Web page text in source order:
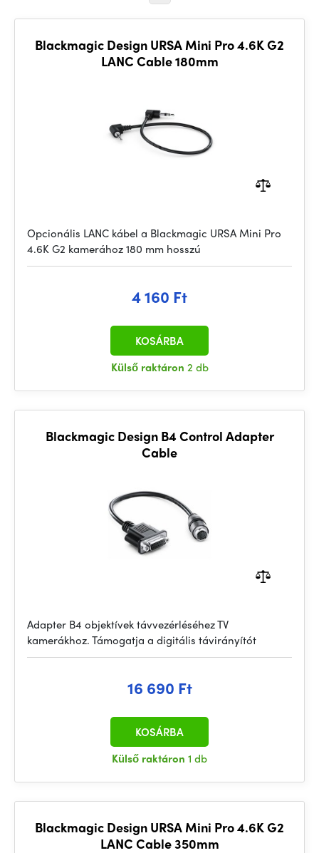
Blackmagic Design URSA Mini Pro 4.6K G2
LANC Cable 180mm
Opcionális LANC kábel a Blackmagic URSA Mini Pro
4.6K G2 kamerához 180 mm hosszú
4 160 Ft
Külső raktáron 2 db
KOSÁRBA
Blackmagic Design B4 Control Adapter
Cable
Adapter B4 objektívek távvezérléséhez TV
kamerákhoz. Támogatja a digitális távirányítót
16 690 Ft
Külső raktáron 1 db
KOSÁRBA
Blackmagic Design URSA Mini Pro 4.6K G2
LANC Cable 350mm